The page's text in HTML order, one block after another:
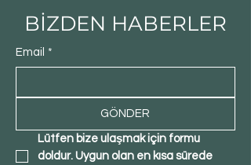
BİZDEN HABERLER
Email *
GÖNDER
Lütfen bize ulaşmak için formu
doldur. Uygun olan en kısa sürede